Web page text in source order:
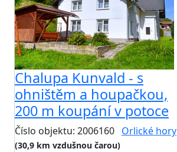
Chalupa Kunvald - s
ohništěm a houpačkou,
200 m koupání v potoce
Číslo objektu: 2006160 Orlické hory
(30,9 km vzdušnou čarou)